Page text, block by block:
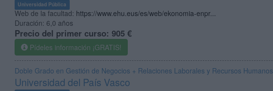
Universidad Pública
Web de la facultad: https://www.ehu.eus/es/web/ekonomia-enpr...
Duración: 6,0 años
Precio del primer curso: 905 €
Pídeles información ¡GRATIS!
Doble Grado en Gestión de Negocios + Relaciones Laborales y Recursos Humanos
Universidad del País Vasco